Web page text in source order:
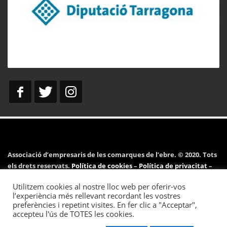
Associació d’empresaris de les comarques de l’ebre. © 2020. Tots
els drets reservats. Política de cookies– Política de privacitat–
Utilitzem cookies al nostre lloc web per oferir-vos
l’experiència més rellevant recordant les vostres
preferències i repetint visites. En fer clic a "Acceptar",
accepteu l'ús de TOTES les cookies.